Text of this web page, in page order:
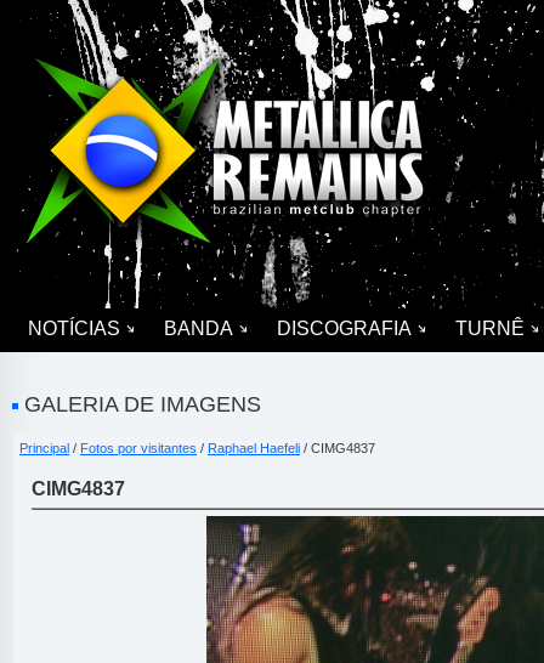
NOTÍCIAS BANDA DISCOGRAFIA TURNÊ
GALERIA DE IMAGENS
Principal / Fotos por visitantes / Raphael Haefeli / CIMG4837
CIMG4837